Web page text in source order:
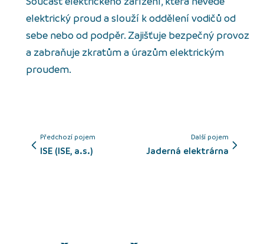
elektrický proud a slouží k oddělení vodičů od
sebe nebo od podpěr. Zajišťuje bezpečný provoz
a zabraňuje zkratům a úrazům elektrickým
proudem.
Předchozí pojem
ISE (ISE, a.s.)
Další pojem
jaderná elektrárna